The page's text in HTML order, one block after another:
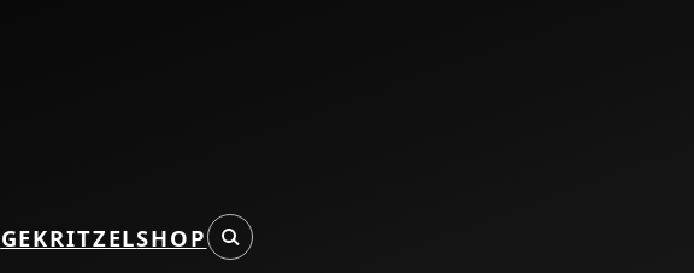
GEKRITZELSHOP